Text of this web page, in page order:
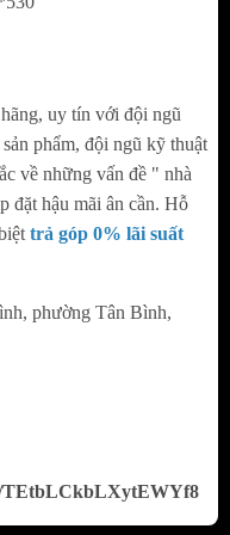
bảo quản các
dẹt inox 304 còn
phía trên làm
phẩm, tránh sự cố
tin dùng mua sản
làm thương hiệu,
ngừng nâng cao
dịch vụ hậu mãi
cho khách
uy tín với đội ngũ
phẩm, đội ngũ kỹ thuật
về những vấn đề " nhà
đặt hậu mãi ân cần. Hỗ
trả góp 0% lãi suất
phường Tân Bình,
TEtbLCkbLXytEWYf8